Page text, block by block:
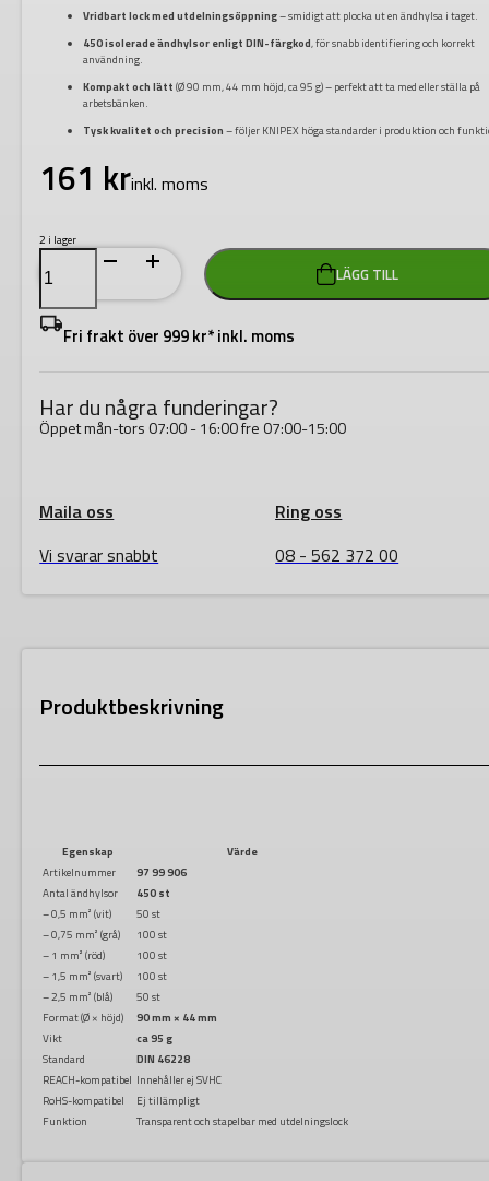
Vridbart lock med utdelningsöppning– smidigt att plocka ut en ändhylsa i taget.
450 isolerade ändhylsor enligt DIN-färgkod, för snabb identifiering och korrekt
användning.
Kompakt och lätt (Ø 90 mm, 44 mm höjd, ca 95 g) – perfekt att ta med eller ställa på
arbetsbänken.
Tysk kvalitet och precision – följer KNIPEX höga standarder i produktion och
161 krinkl. moms
2 i lager
KNIPEX
Sortimentslåda
med
isolerade
ändhylsor
(5-
450
mängd
LÄGG TILL
Fri frakt över 999 kr* inkl. moms
Har du några funderingar?
Öppet mån-tors 07:00 - 16:00 fre 07:00-15:00
Maila oss
Vi svarar snabbt
Ring oss
08 - 562 372 00
Produktbeskrivning
Egenskap
Värde
Artikelnummer
97 99 906
Antal ändhylsor
450 st
– 0,5 mm² (vit)
50 st
– 0,75 mm² (grå)
100 st
– 1 mm² (röd)
100 st
– 1,5 mm² (svart)
100 st
– 2,5 mm² (blå)
50 st
Format (Ø × höjd)
90 mm × 44 mm
Vikt
ca 95 g
Standard
DIN 46228
REACH-kompatibel Innehåller ej SVHC
RoHS-kompatibel
Ej tillämpligt
Funktion
Transparent och stapelbar med utdelningslock